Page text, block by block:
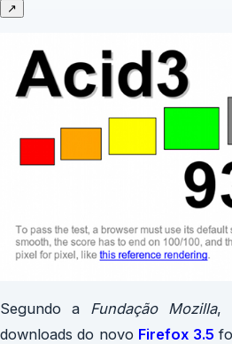
↗
Segundo a Fundação Mozilla,
downloads do novo Firefox 3.5